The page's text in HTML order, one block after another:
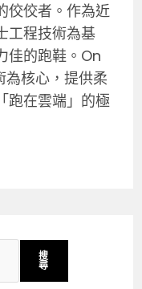
佼佼者。作為近
工程技術為基
佳的跑鞋。On
核心，提供柔
跑在雲端」的極
搜
尋